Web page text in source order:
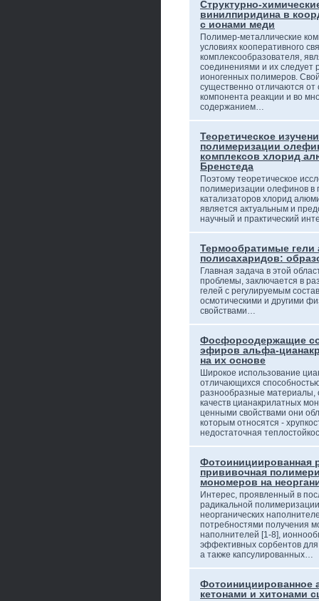
Структурно-
винилпиридина в
с ионами меди
Полимер-металлические
условиях кооперативного
комплексообразователя,
соединениями и их следует
ионогенных полимеров.
существенно отличаются от
компонента реакции и во
содержанием…
Теоретическое
полимеризации
комплексов хлорид
Бренстеда
Поэтому теоретическое
полимеризации олефинов в
катализаторов хлорид
является актуальным и
научный и практический
Термообратимые гели
полисахаридов:
Главная задача в этой
проблемы, заключается в
гелей с регулируемым
осмотическими и другими
свойствами…
Фосфорсодержащие
эфиров альфа-
на их основе
Широкое использование
отличающихся
разнообразные материалы,
качеств цианакрилатных
ценными свойствами они
которым относятся -
недостаточная
Фотоинициированная
прививочная
мономеров на
Интерес, проявленный в
радикальной
неорганических
потребностями получения
наполнителей [1-8],
эффективных сорбентов
а также капсулированных…
Фотоинициированное
кетонами и хитонами